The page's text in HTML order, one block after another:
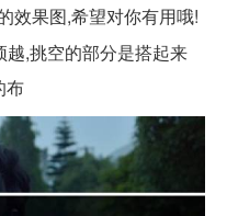
效果图,希望对你有用哦!
,挑空的部分是搭起来
布